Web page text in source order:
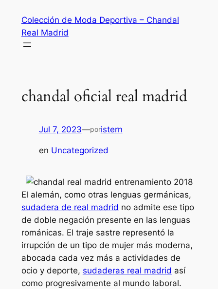
contenido
Colección de Moda Deportiva – Chandal
Real Madrid
chandal oficial real madrid
Jul 7, 2023—poristern
en Uncategorized
El alemán, como otras lenguas germánicas,
sudadera de real madrid no admite ese tipo
de doble negación presente en las lenguas
románicas. El traje sastre representó la
irrupción de un tipo de mujer más moderna,
abocada cada vez más a actividades de
ocio y deporte, sudaderas real madrid así
como progresivamente al mundo laboral.